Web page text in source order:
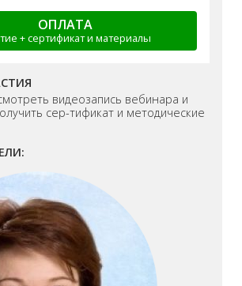
ОПЛАТА
+ сертификат и материалы
видеозапись вебинара и
сер-тификат и методические